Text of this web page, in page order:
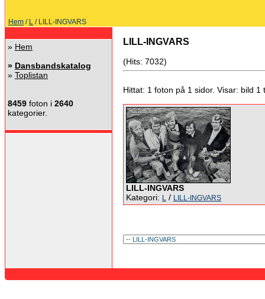
Hem / L / LILL-INGVARS
» Hem
» Dansbandskatalog
» Toplistan
8459 foton i 2640
kategorier.
LILL-INGVARS
(Hits: 7032)
Hittat: 1 foton på 1 sidor. Visar: bild 1
LILL-INGVARS
Kategori: L / LILL-INGVARS